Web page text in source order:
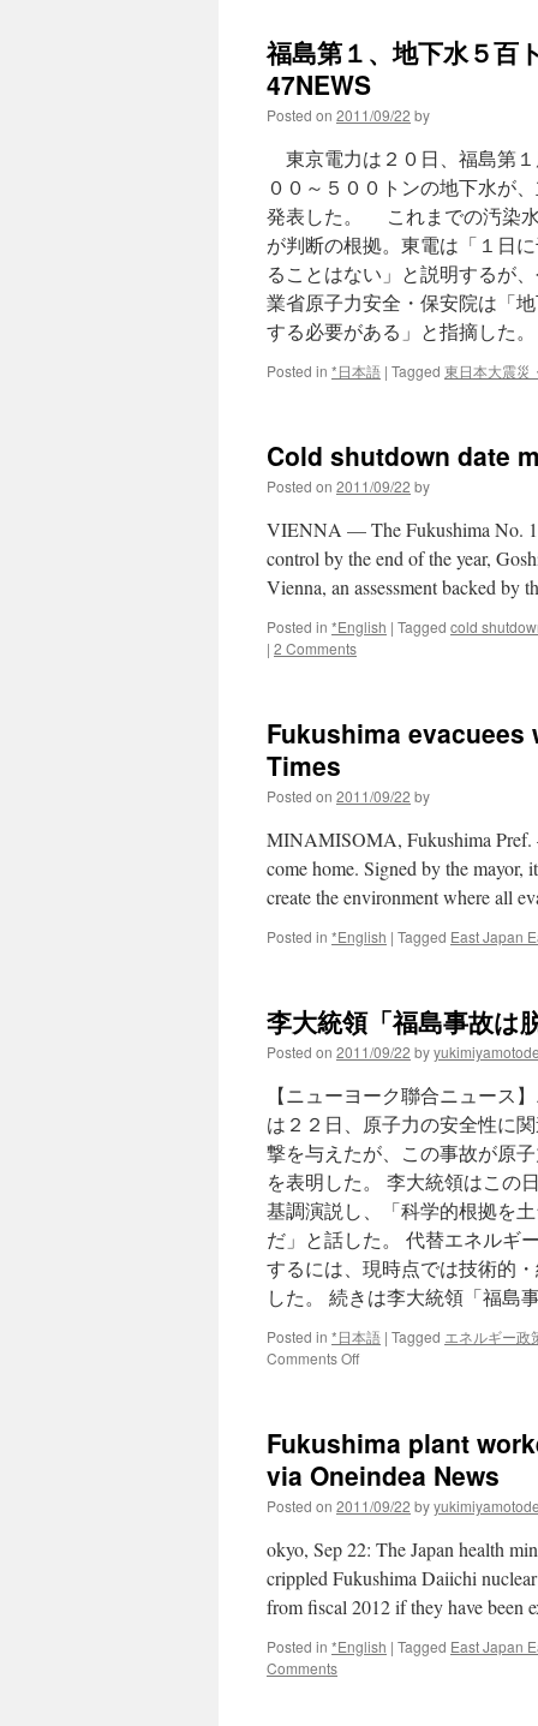
福島第１、地下水５
47NEWS
Posted on 2011/09/22 by
東京電力は２０日、福島第
００～５００トンの地下水が
発表した。 これまでの汚染
が判断の根拠。東電は「１日
ることはない」と説明するが
業省原子力安全・保安院は「
する必要がある」と指摘した。
Posted in *日本語 | Tagged 東日本大震災
Cold shutdown date
Posted on 2011/09/22 by
VIENNA — The Fukushima No. 1
control by the end of the year,
Vienna, an assessment backed by
Posted in *English | Tagged cold
| 2 Comments
Fukushima
Times
Posted on 2011/09/22 by
MINAMISOMA, Fukushima Pref.
come home. Signed by the mayor,
create the environment where all
Posted in *English | Tagged East Japan
李大統領「福島事故は
Posted on 2011/09/22 by
【ニューヨーク聯合ニュース
は２２日、原子力の安全性に
撃を与えたが、この事故が原
を表明した。 李大統領はこの
基調演説し、「科学的根拠を
だ」と話した。 代替エネルギ
するには、現時点では技術的
した。 続きは李大統領「福島
Posted in *日本語 | Tagged エネルギー政
Comments Offon
領
「福
島
事
は
脱
発
の
理
Fukushima plant
via Oneindea News
Posted on 2011/09/22 by
okyo, Sep 22: The Japan health
crippled Fukushima Daiichi
from fiscal 2012 if they have been
Posted in *English | Tagged East Japan
Comments